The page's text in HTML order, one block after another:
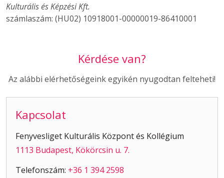
Kulturális és Képzési Kft.
számlaszám: (HU02) 10918001-00000019-86410001
Kérdése van?
Az alábbi elérhetőségeink egyikén nyugodtan felteheti!
Kapcsolat
Fenyvesliget Kulturális Központ és Kollégium
1113 Budapest, Kökörcsin u. 7.
Telefonszám: +36 1 394 2598